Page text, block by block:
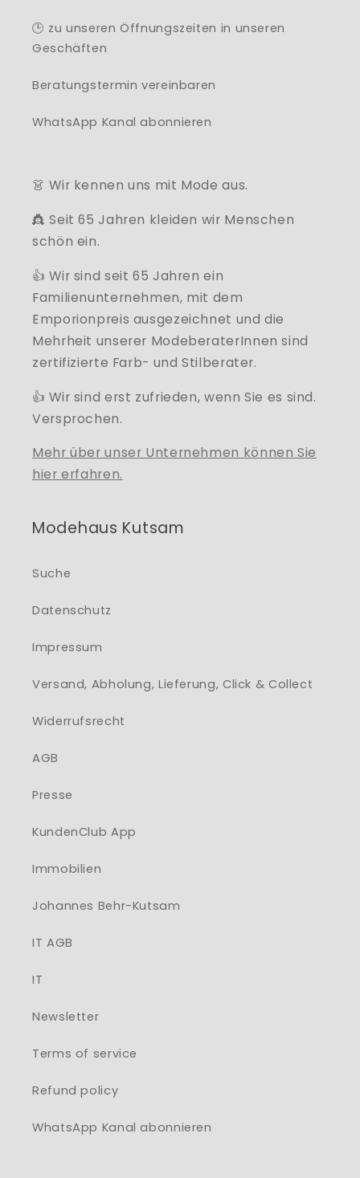
🕒 zu unseren Öffnungszeiten in unseren
Geschäften
Beratungstermin vereinbaren
WhatsApp Kanal abonnieren
👗 Wir kennen uns mit Mode aus.
👸 Seit 65 Jahren kleiden wir Menschen
schön ein.
👍 Wir sind seit 65 Jahren ein
Familienunternehmen, mit dem
Emporionpreis ausgezeichnet und die
Mehrheit unserer ModeberaterInnen sind
zertifizierte Farb- und Stilberater.
👍 Wir sind erst zufrieden, wenn Sie es sind.
Versprochen.
Mehr über unser Unternehmen können Sie
hier erfahren.
Modehaus Kutsam
Suche
Datenschutz
Impressum
Versand, Abholung, Lieferung, Click & Collect
Widerrufsrecht
AGB
Presse
KundenClub App
Immobilien
Johannes Behr-Kutsam
IT AGB
IT
Newsletter
Terms of service
Refund policy
WhatsApp Kanal abonnieren